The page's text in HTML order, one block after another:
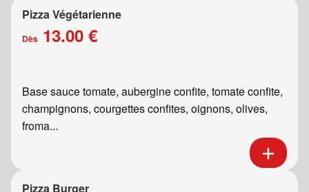
Pizza Végétarienne
Dès 13.00 €
Base sauce tomate, aubergine confite, tomate confite,
champignons, courgettes confites, oignons, olives,
froma...
Pizza Burger